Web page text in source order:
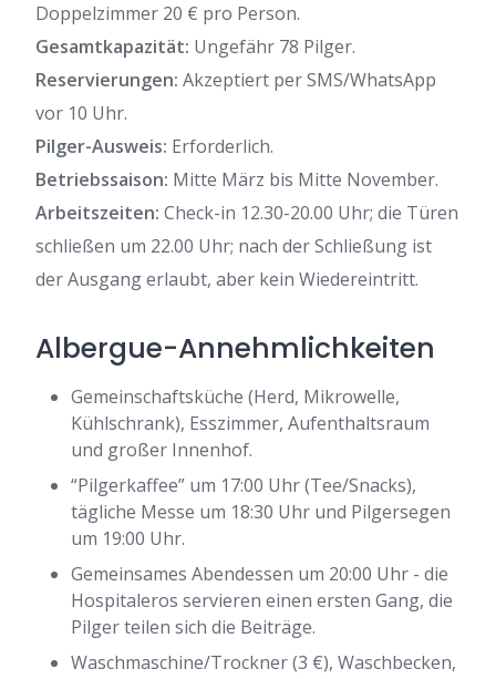
Doppelzimmer 20 € pro Person.
Gesamtkapazität: Ungefähr 78 Pilger.
Reservierungen: Akzeptiert per SMS/WhatsApp
vor 10 Uhr.
Pilger-Ausweis: Erforderlich.
Betriebssaison: Mitte März bis Mitte November.
Arbeitszeiten: Check-in 12.30-20.00 Uhr; die Türen
schließen um 22.00 Uhr; nach der Schließung ist
der Ausgang erlaubt, aber kein Wiedereintritt.
Albergue-Annehmlichkeiten
Gemeinschaftsküche (Herd, Mikrowelle,
Kühlschrank), Esszimmer, Aufenthaltsraum
und großer Innenhof.
“Pilgerkaffee” um 17:00 Uhr (Tee/Snacks),
tägliche Messe um 18:30 Uhr und Pilgersegen
um 19:00 Uhr.
Gemeinsames Abendessen um 20:00 Uhr - die
Hospitaleros servieren einen ersten Gang, die
Pilger teilen sich die Beiträge.
Waschmaschine/Trockner (3 €), Waschbecken,